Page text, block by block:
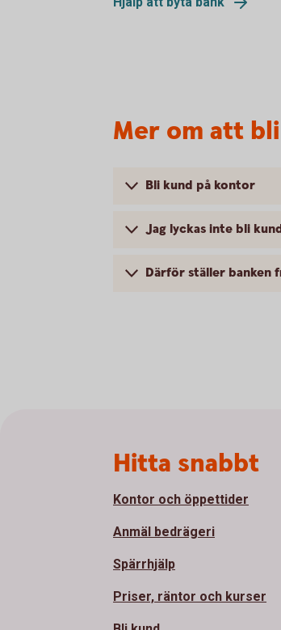
Mer om att
Bli kund på kontor
Jag lyckas inte bli
Därför ställer banken
Hitta snabbt
Kontor och öppettider
Anmäl bedrägeri
Spärrhjälp
Priser, räntor och kurser